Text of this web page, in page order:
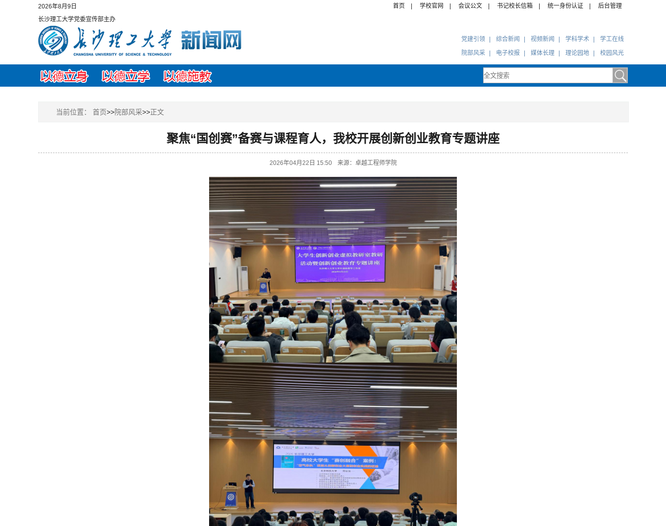
2026年8月9日
长沙理工大学党委宣传部主办
首页 学校官网 会议公文 书记校长信箱 统一身份认证 后台管理
党建引领 综合新闻 视频新闻 学科学术
学工在线
院部风采
电子校报 媒体长理 理论园地 校园风光
当前位置： 首页>>院部风采>>正文
聚焦“国创赛”备赛与课程育人，我校开展创新创业教育专题讲座
2026年04月22日 15:50 来源：卓越工程师学院